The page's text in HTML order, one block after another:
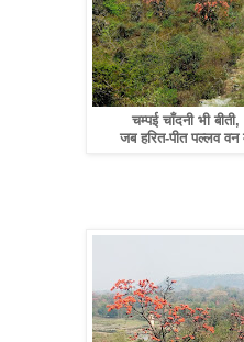
चम्पई चाँदनी भी
जब हरित-पीत पल्लव